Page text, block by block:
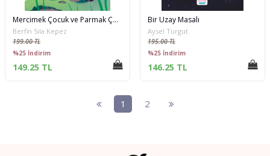
Mercimek Çocuk ve Parmak Çocuk
Berfin Sıla Kepez
199.00 TL
%25 İndirim
149.25 TL
Bir Uzay Masalı
Aysel Turgut
195.00 TL
%25 İndirim
146.25 TL
1 2